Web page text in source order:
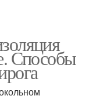
Способы